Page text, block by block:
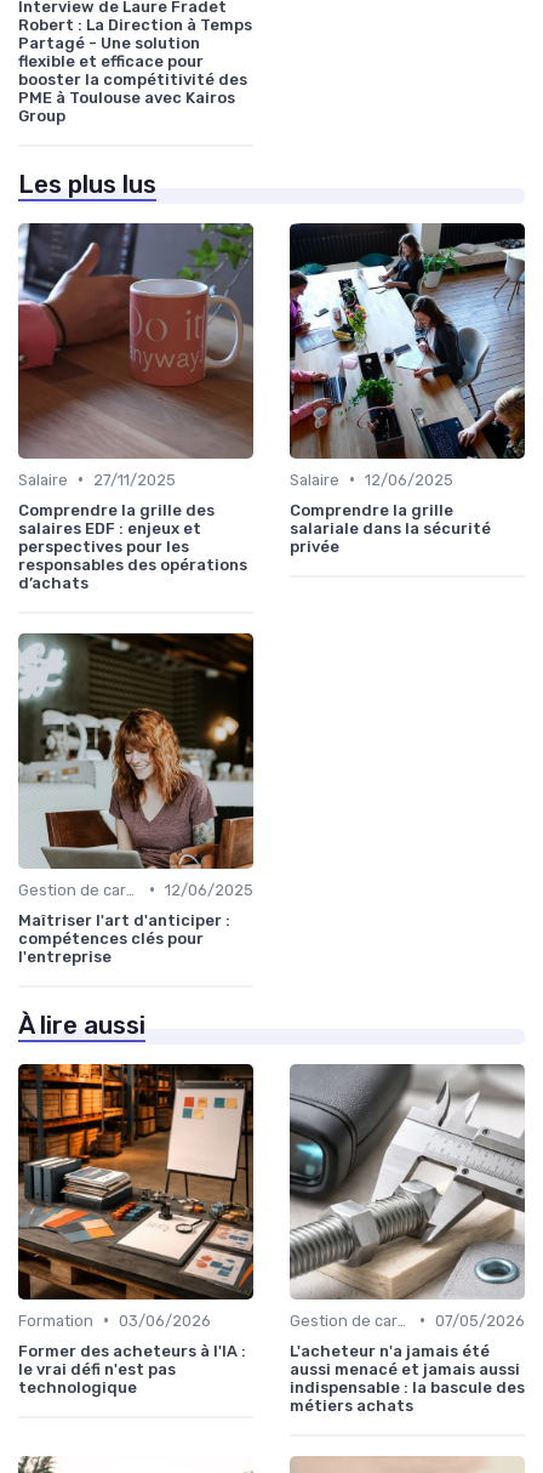
Interview de Laure Fradet
Robert : La Direction à Temps
Partagé - Une solution
flexible et efficace pour
booster la compétitivité des
PME à Toulouse avec Kairos
Group
Les plus lus
Salaire •
27/11/2025
Comprendre la grille des
salaires EDF : enjeux et
perspectives pour les
responsables des opérations
d’achats
Salaire • 12/06/2025
Comprendre la grille
salariale dans la sécurité
privée
• 12/06/2025
Maîtriser l'art d'anticiper :
compétences clés pour
l'entreprise
À lire aussi
Formation • 03/06/2026
Former des acheteurs à l'IA :
le vrai défi n'est pas
technologique
• 07/05/2026
L'acheteur n'a jamais été
aussi menacé et jamais aussi
indispensable : la bascule des
métiers achats